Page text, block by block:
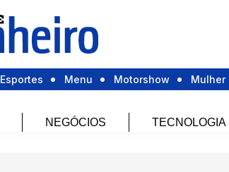
Esportes Menu Motorshow Mulher
NEGÓCIOS TECNOLOGIA